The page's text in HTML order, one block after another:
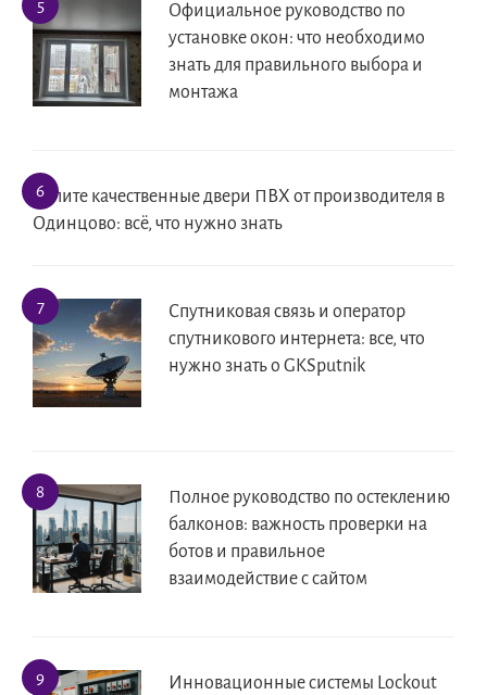
Официальное руководство по
установке окон: что необходимо
знать для правильного выбора и
монтажа
Купите качественные двери ПВХ от производителя в
Одинцово: всё, что нужно знать
Спутниковая связь и оператор
спутникового интернета: все, что
нужно знать о GKSputnik
Полное руководство по остеклению
балконов: важность проверки на
ботов и правильное
взаимодействие с сайтом
Инновационные системы Lockout